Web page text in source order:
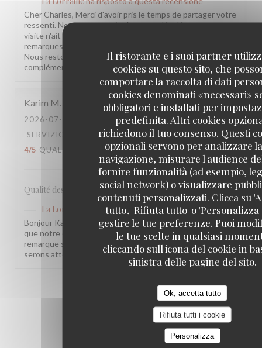
Il ristorante e i suoi partner
cookies su questo sito, che
comportare la raccolta di dati
cookies denominati «necessari»
obbligatori e installati per
predefinita. Altri cookies
richiedono il tuo consenso. Questi
opzionali servono per analizzare
navigazione, misurare l'audience
fornire funzionalità (ad esempio,
social network) o visualizzare
contenuti personalizzati. Clicca su
tutto', 'Rifiuta tutto' o
gestire le tue preferenze. Puoi
le tue scelte in qualsiasi
cliccando sull'icona del cookie in
sinistra delle pagine del sito.
Ok, accetta tutto
Rifiuta tutti i cookie
Personalizza
Cher Charles, Merci d'avoir pris le temps de partager votre
ressenti. Nous sommes sincèrement désolés que votre
visite n'ait pas été à la hauteur de vos attentes. Vos
remarques sont précieuses et nous les prenons à cœur.
Nous restons à votre disposition pour tout échange
complémentaire. L'équipe de la Brasserie La Lorraine
Karim M
2026-07-17
- 20:30 - OSPITI 2
SERVIZIO
ATMOSFERA: 4/5 CUCINA:
4/5 QUALITÀ / PREZZO: 3/5
Qualité des plats, cadre et amabilité de l’équipe
La Lorraine
ha risposto a questa recensione
Bonjour Karim, Merci pour ce retour ! Nous sommes ravis
que notre équipe et l'ambiance vous aient plu. Votre
remarque sur le rapport qualité-prix est notée, nous y
serons attentifs. À très bientôt !
3